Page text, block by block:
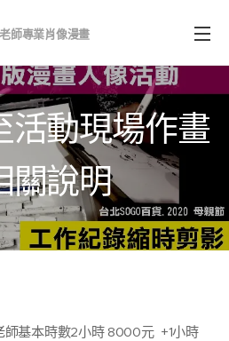
師專業肖像漫畫
活動現場作畫
關說明
師基本時數2小時 8000元 +1小時